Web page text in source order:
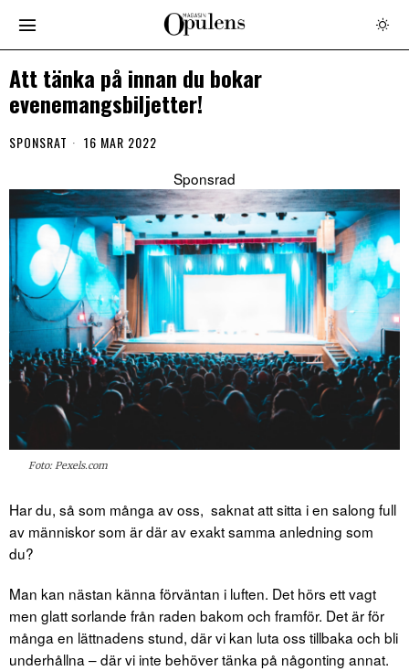
Att tänka på innan du bokar
evenemangsbiljetter!
SPONSRAT 16 MAR 2022
Foto: Pexels.com
Har du, så som många av oss, saknat att sitta i en salong full
av människor som är där av exakt samma anledning som
du?
Man kan nästan känna förväntan i luften. Det hörs ett vagt
men glatt sorlande från raden bakom och framför. Det är för
många en lättnadens stund, där vi kan luta oss tillbaka och bli
underhållna – där vi inte behöver tänka på någonting annat.